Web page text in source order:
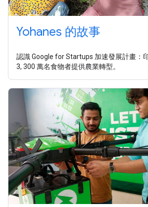
Yohanes 的故事
認識 Google for Startups 加速發展計畫：
3, 300 萬名食物者提供農業轉型。